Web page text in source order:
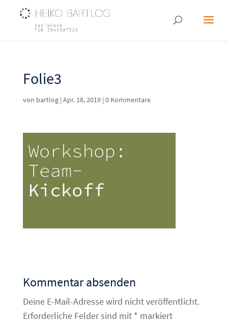
Folie3
von bartlog| Apr. 18, 2019| 0 Kommentare
Kommentar absenden
Deine E-Mail-Adresse wird nicht veröffentlicht.
Erforderliche Felder sind mit * markiert